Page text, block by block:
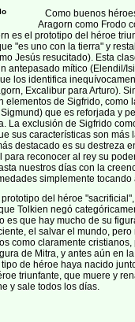
Como buenos
Aragorn como Frodo
es el prototipo del héroe
"es uno con la tierra" y
Jesús resucitado). Esta
antepasado mítico (Elendil/
los identifica
Excalibur para Arturo).
elementos de Sigfrido, como
que es reforjada y
La exclusión de Sigfrido
sus características son más
destacado es su destreza
para reconocer al rey su
nuestros días con la
simplemente tocando
del héroe
Tolkien negó
es que hay mucho de su
el salvar el mundo, pero
como claramente
de Mitra, y antes aún en
de héroe haya nacido
triunfante, que muere y
y sale todos los días.